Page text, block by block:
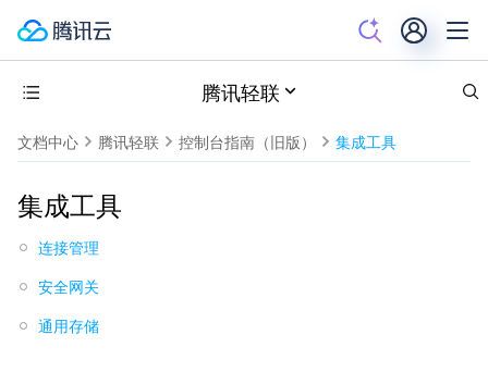
腾讯轻联
文档中心 腾讯轻联 控制台指南（旧版） 集成工具
集成工具
连接管理
安全网关
通用存储